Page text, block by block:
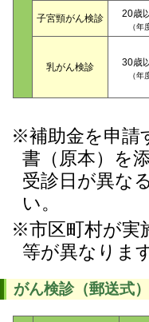
子宮頸がん検診 20歳
（年
乳がん検診 30歳
（年
※補助金を申請
書（原本）を
受診日が異な
い。
※市区町村が実
等が異なりま
がん検診（郵送式